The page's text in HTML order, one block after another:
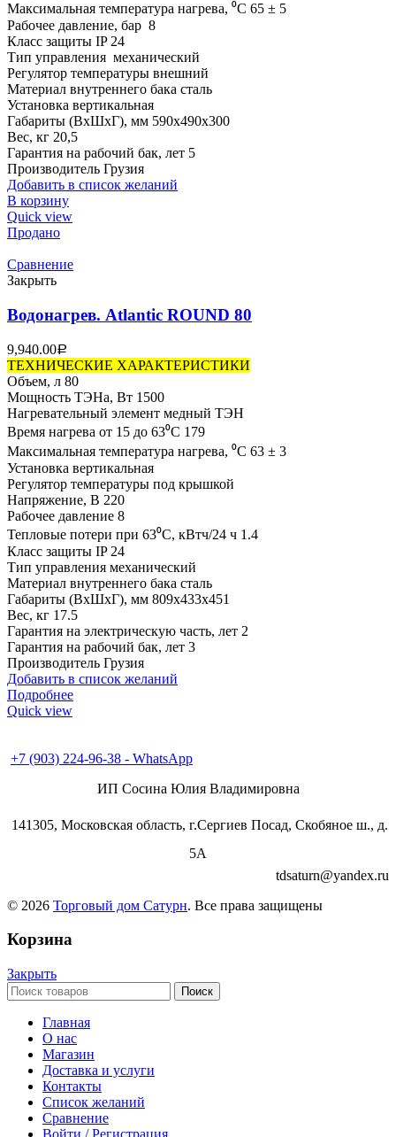
Максимальная температура нагрева, ⁰C 65 ± 5
Рабочее давление, бар 8
Класс защиты IP 24
Тип управления механический
Регулятор температуры внешний
Материал внутреннего бака сталь
Установка вертикальная
Габариты (ВхШхГ), мм 590х490х300
Вес, кг 20,5
Гарантия на рабочий бак, лет 5
Производитель Грузия
Добавить в список желаний
В корзину
Quick view
Продано
Сравнение
Закрыть
Водонагрев. Atlantic ROUND 80
9,940.00Р
ТЕХНИЧЕСКИЕ ХАРАКТЕРИСТИКИ
Объем, л 80
Мощность ТЭНа, Вт 1500
Нагревательный элемент медный ТЭН
Время нагрева от 15 до 63⁰С 179
Максимальная температура нагрева, ⁰С 63 ± 3
Установка вертикальная
Регулятор температуры под крышкой
Напряжение, В 220
Рабочее давление 8
Тепловые потери при 63⁰С, кВтч/24 ч 1.4
Класс защиты IP 24
Тип управления механический
Материал внутреннего бака сталь
Габариты (ВхШхГ), мм 809x433x451
Вес, кг 17.5
Гарантия на электрическую часть, лет 2
Гарантия на рабочий бак, лет 3
Производитель Грузия
Добавить в список желаний
Подробнее
Quick view
+7 (903) 224-96-38 - WhatsApp
ИП Сосина Юлия Владимировна
141305, Московская область, г.Сергиев Посад, Скобяное ш., д.
5А
tdsaturn@yandex.ru
© 2026 Торговый дом Сатурн. Все права защищены
Корзина
Закрыть
Поиск
Главная
О нас
Магазин
Доставка и услуги
Контакты
Список желаний
Сравнение
Войти / Регистрация